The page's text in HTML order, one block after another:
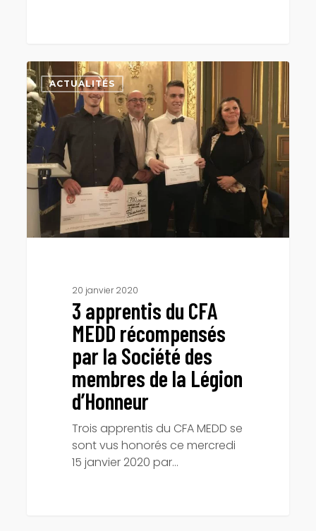
3
apprentis
du
CFA
MEDD
récompensés
par
la
Société
des
membres
d’Honneur
ACTUALITÉS
20 janvier 2020
3 apprentis du CFA
MEDD récompensés
par la Société des
membres de la Légion
d’Honneur
Trois apprentis du CFA MEDD se
sont vus honorés ce mercredi
15 janvier 2020 par…